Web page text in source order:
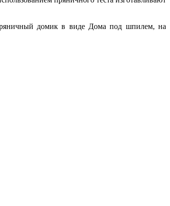
домик в виде Дома под шпилем, на